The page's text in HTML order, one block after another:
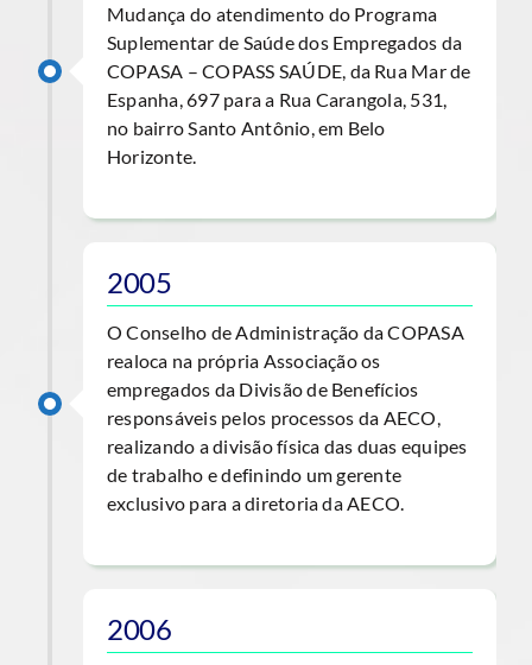
Mudança do atendimento do Programa
Suplementar de Saúde dos Empregados da
COPASA – COPASS SAÚDE, da Rua Mar de
Espanha, 697 para a Rua Carangola, 531,
no bairro Santo Antônio, em Belo
Horizonte.
2005
O Conselho de Administração da COPASA
realoca na própria Associação os
empregados da Divisão de Benefícios
responsáveis pelos processos da AECO,
realizando a divisão física das duas equipes
de trabalho e definindo um gerente
exclusivo para a diretoria da AECO.
2006